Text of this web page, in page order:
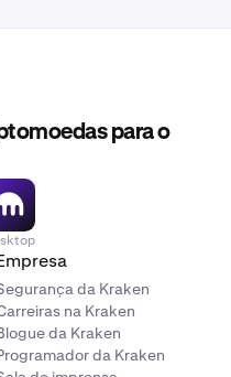
para o
da Kraken
na Kraken
da Kraken
da Kraken